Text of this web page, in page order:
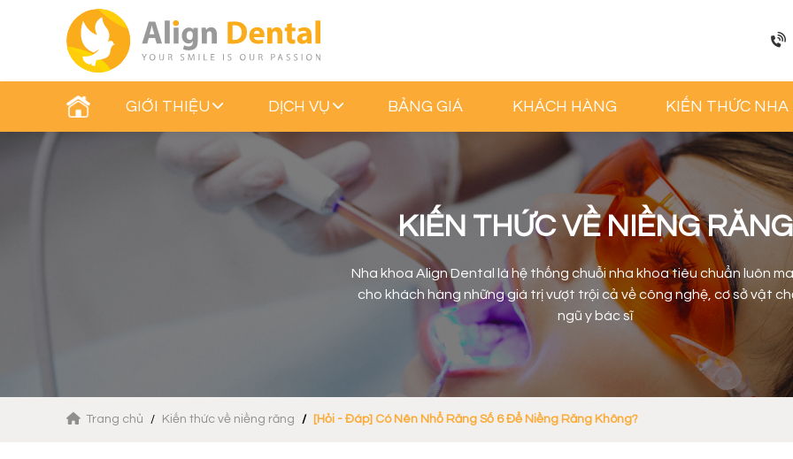
GIỚI THIỆU DỊCH VỤ BẢNG GIÁ KHÁCH HÀNG KIẾN THỨC NHA
KIẾN THỨC VỀ NIỀNG RĂNG
Nha khoa Align Dental là hệ thống chuỗi nha khoa tiêu chuẩn luôn
cho khách hàng những giá trị vượt trội cả về công nghệ, cơ sở vật
ngũ y bác sĩ
Trang chủ Kiến thức về niềng răng [Hỏi - Đáp] Có Nên Nhổ Răng Số 6 Để Niềng Răng Không?